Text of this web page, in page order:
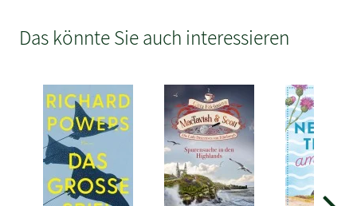
Das könnte Sie auch interessieren